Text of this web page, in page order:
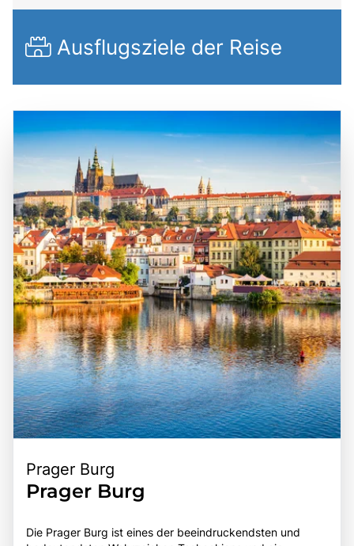
Ausflugsziele der Reise
Prager Burg
Prager Burg
Die Prager Burg ist eines der beeindruckendsten und